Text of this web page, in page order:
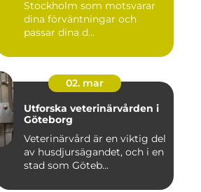
Stockholm som motsvarar
dina förväntningar och
passar dina d...
02. mar
Utforska veterinärvården i
Göteborg
Veterinärvård är en viktig del
av husdjursägandet, och i en
stad som Göteb...